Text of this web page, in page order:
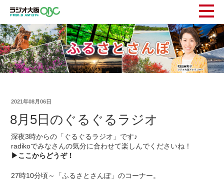
2021年08月06日
8月5日のぐるぐるラジオ
深夜3時からの「ぐるぐるラジオ」です♪
radikoでみなさんの気分に合わせて楽しんでくださいね！
▶ここからどうぞ！
27時10分頃～「ふるさとさんぽ」のコーナー。